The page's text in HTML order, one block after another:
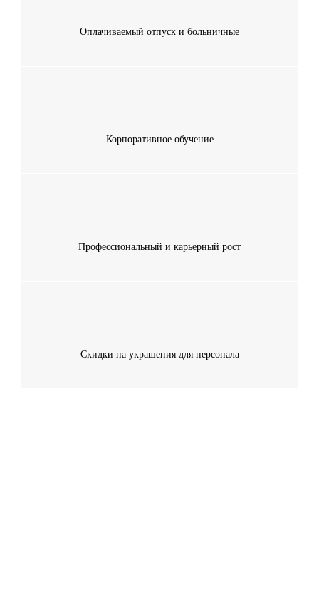
Оплачиваемый отпуск и больничные
Корпоративноеобучение
Профессиональный и карьерный рост
Скидки на украшения для персонала